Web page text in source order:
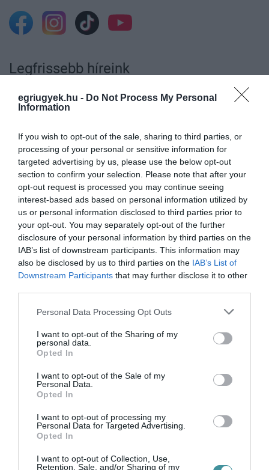
egriugyek.hu - Do Not Process My Personal
Information
If you wish to opt-out of the sale, sharing to third parties, or
processing of your personal or sensitive information for
targeted advertising by us, please use the below opt-out
section to confirm your selection. Please note that after your
opt-out request is processed you may continue seeing
interest-based ads based on personal information utilized by
us or personal information disclosed to third parties prior to
your opt-out. You may separately opt-out of the further
disclosure of your personal information by third parties on the
IAB’s list of downstream participants. This information may
also be disclosed by us to third parties on the IAB’s List of
Downstream Participants that may further disclose it to other
Please note that this website/app uses one or more Google
not limited to your visit or usage behaviour. You may click to
grant or deny consent to Google and its third-party tags to
use your data for below specified purposes in below Google
consent section.
Personal Data Processing Opt Outs
I want to opt-out of the Sharing of my
personal data.
Opted In
I want to opt-out of the Sale of my
Personal Data.
Opted In
I want to opt-out of processing my
Personal Data for Targeted Advertising.
Opted In
I want to opt-out of Collection, Use,
Retention, Sale, and/or Sharing of my
Legfrissebb híreink
2026. augusztus 10|Mindenki ügye
FORRADALMI ÚJÍTÁSOK A JÖVŐ
ELEKTROMOS KERÉKPÁRJAIBAN
2026. augusztus 10| Promóció
ELEKTROMOS ROLLERREL SZENVEDETT
2026. augusztus 10|
NÉLKÜLÖZHETETLEN ESZKÖZÖK
2026. augusztus 09|Promóció